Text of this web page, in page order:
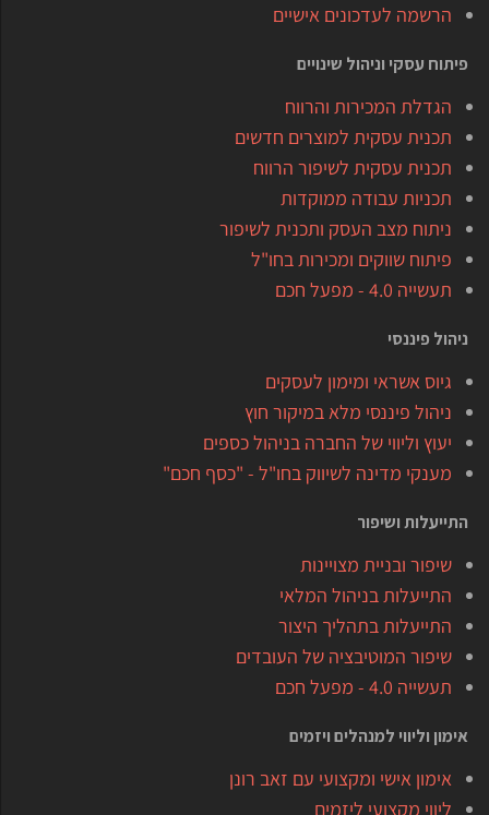
הרשמה לעדכונים אישיים
פיתוח עסקי וניהול שינויים
הגדלת המכירות והרווח
תכנית עסקית למוצרים חדשים
תכנית עסקית לשיפור הרווח
תכניות עבודה ממוקדות
ניתוח מצב העסק ותכנית לשיפור
פיתוח שווקים ומכירות בחו"ל
תעשייה 4.0 - מפעל חכם
ניהול פיננסי
גיוס אשראי ומימון לעסקים
ניהול פיננסי מלא במיקור חוץ
יעוץ וליווי של החברה בניהול כספים
מענקי מדינה לשיווק בחו"ל - "כסף חכם"
התייעלות ושיפור
שיפור ובניית מצויינות
התייעלות בניהול המלאי
התייעלות בתהליך היצור
שיפור המוטיבציה של העובדים
תעשייה 4.0 - מפעל חכם
אימון וליווי למנהלים ויזמים
אימון אישי ומקצועי עם זאב רונן
ליווי מקצועי ליזמים